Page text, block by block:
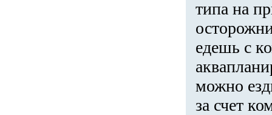
типа на
едешь с
можно
за счет